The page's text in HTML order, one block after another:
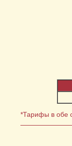
*Тарифы в обе